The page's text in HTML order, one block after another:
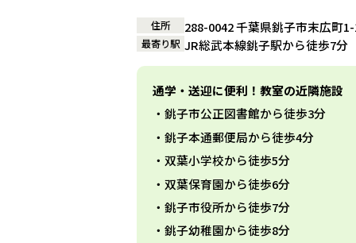
住所 288-0042 千葉県銚子市末広町
最寄り駅 JR総武本線銚子駅から徒歩7分
通学・送迎に便利！教室の近隣施設
銚子市公正図書館から徒歩3分
銚子本通郵便局から徒歩4分
双葉小学校から徒歩5分
双葉保育園から徒歩6分
銚子市役所から徒歩7分
銚子幼稚園から徒歩8分